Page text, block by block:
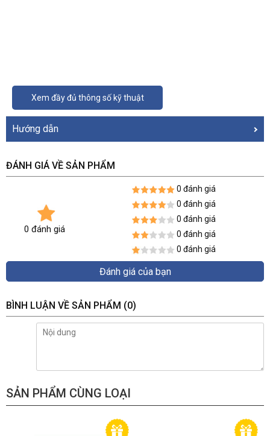
Xem đầy đủ thông số kỹ thuật
Hướng dẫn
ĐÁNH GIÁ VỀ SẢN PHẨM
0 đánh giá
0 đánh giá
0 đánh giá
0 đánh giá
0 đánh giá
0 đánh giá
Đánh giá của bạn
BÌNH LUẬN VỀ SẢN PHẨM (0)
SẢN PHẨM CÙNG LOẠI